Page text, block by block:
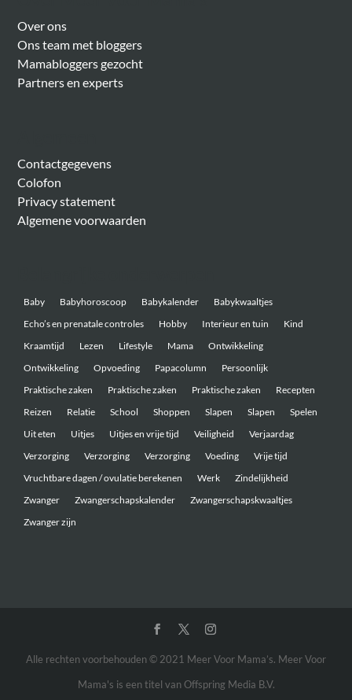
Over ons
Ons team met bloggers
Mamabloggers gezocht
Partners en experts
Contactgegevens
Colofon
Privacy statement
Algemene voorwaarden
Baby Babyhoroscoop Babykalender
Babykwaaltjes
Echo’s en prenatale controles
Hobby Interieur en tuin
Kind
Kraamtijd
Lezen Lifestyle Mama
Ontwikkeling
Ontwikkeling
Opvoeding Papacolumn
Persoonlijk
Praktische zaken
Praktische zaken Praktische zaken
Recepten
Reizen
Relatie School Shoppen Slapen Slapen
Spelen
Uit eten
Uitjes Uitjes en vrije tijd Veiligheid
Verjaardag
Verzorging
Verzorging Verzorging Voeding
Vrije tijd
Vruchtbare dagen / ovulatie berekenen
Werk
Zindelijkheid
Zwanger
Zwangerschapskalender
Zwangerschapskwaaltjes
Zwanger zijn
Alle rechten voorbehouden © 2021 Meer Voor Mama’s. Meer Voor
Mama's is een titel van Offspring Media B.V.